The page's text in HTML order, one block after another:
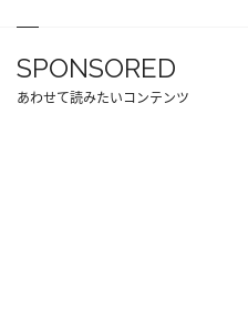
SPONSORED
あわせて読みたいコンテンツ